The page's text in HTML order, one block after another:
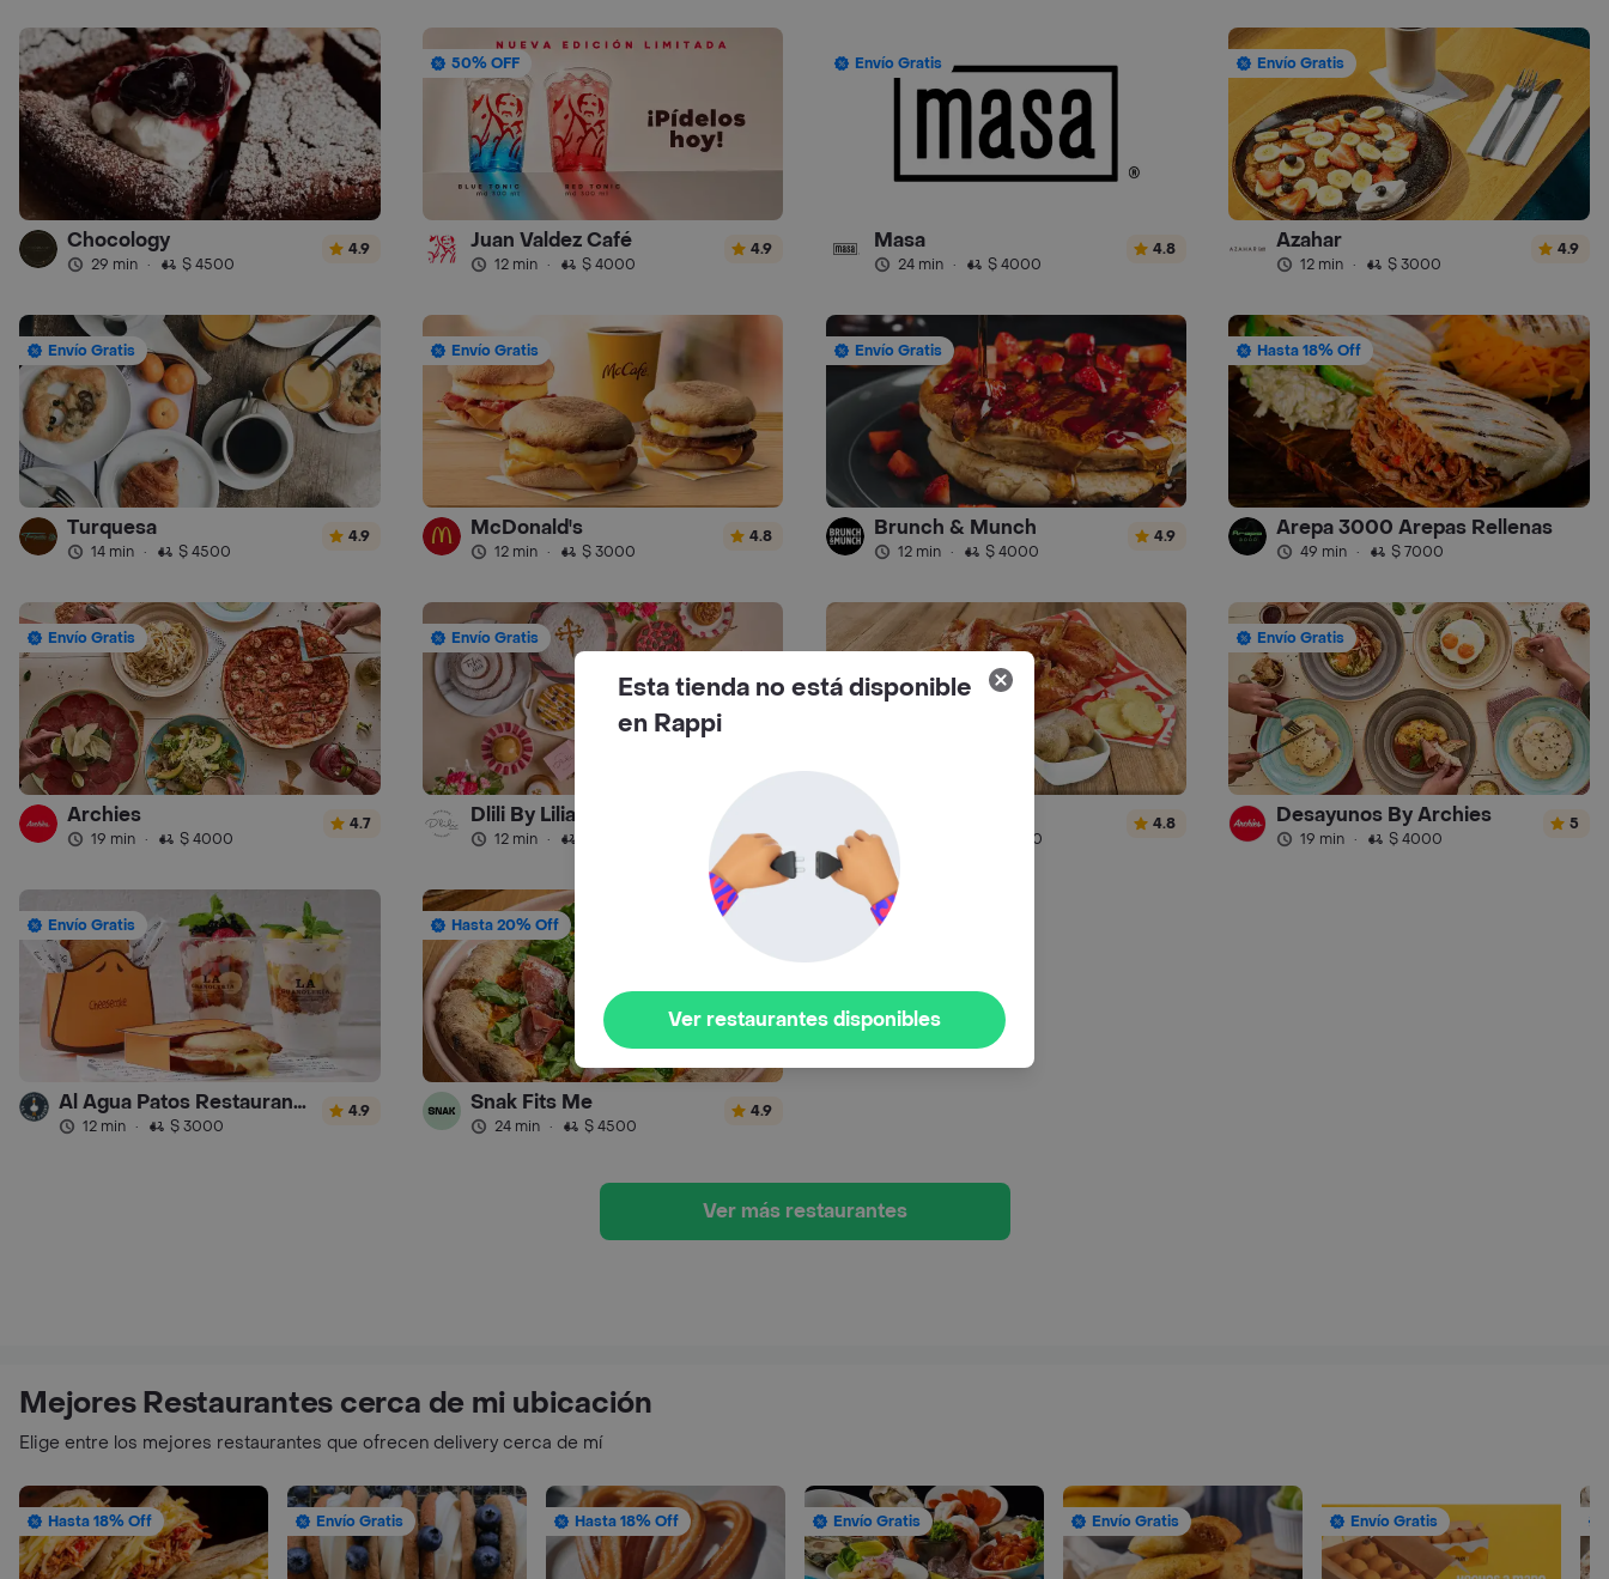
Chocology
29 min · $ 4500
4.9
50% OFF
Juan Valdez Café
12 min · $ 4000
4.9
Envío Gratis
Masa
24 min · $ 4000
4.8
Envío Gratis
Azahar
12 min · $ 3000
4.9
Envío Gratis
Turquesa
14 min · $ 4500
4.9
Envío Gratis
McDonald's
12 min · $ 3000
4.8
Envío Gratis
Brunch & Munch
12 min · $ 4000
4.9
Hasta 18% Off
Arepa 3000 Arepas Rellenas
49 min · $ 7000
Envío Gratis
Archies
19 min · $ 4000
4.7
Envío Gratis
Dlili By Liliana Arango
12 min ·
Kokoriko - Pollo
$ 5000
4.8
Envío Gratis
Desayunos By Archies
19 min · $ 4000
5
Envío Gratis
Al Agua Patos Restaurante - Turbo
12 min · $ 3000
4.9
Hasta 20% Off
Snak Fits Me
24 min · $ 4500
4.9
Ver más restaurantes
Mejores Restaurantes cerca de mi ubicación
Elige entre los mejores restaurantes que ofrecen delivery cerca de mí
Hasta 18% Off Envío Gratis Hasta 18% Off Envío Gratis Envío Gratis Envío Gratis
Esta tienda no está disponible
en Rappi
Ver restaurantes disponibles